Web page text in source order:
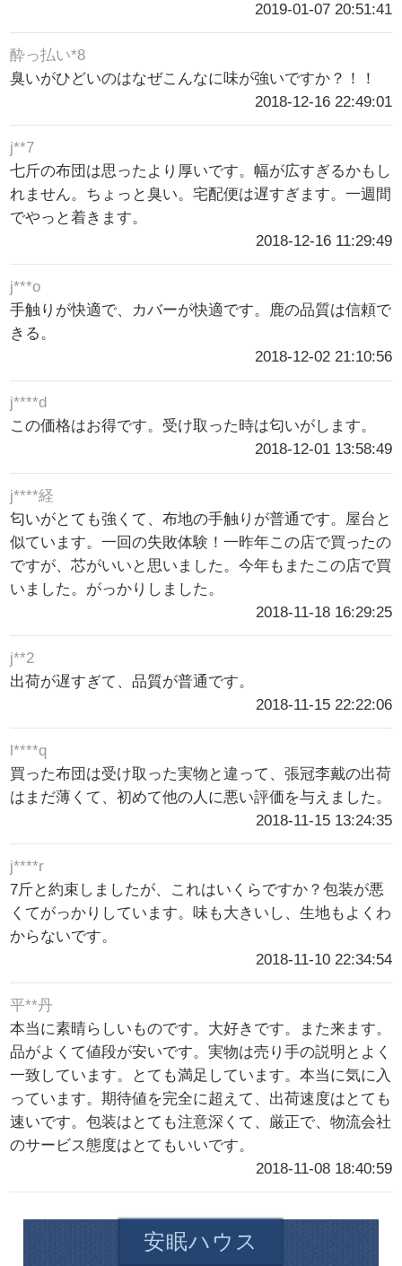
2019-01-07 20:51:41
酔っ払い*8
臭いがひどいのはなぜこんなに味が強いですか？！！
2018-12-16 22:49:01
j**7
七斤の布団は思ったより厚いです。幅が広すぎるかもし
れません。ちょっと臭い。宅配便は遅すぎます。一週間
でやっと着きます。
2018-12-16 11:29:49
j***o
手触りが快適で、カバーが快適です。鹿の品質は信頼で
きる。
2018-12-02 21:10:56
j****d
この価格はお得です。受け取った時は匂いがします。
2018-12-01 13:58:49
j****経
匂いがとても強くて、布地の手触りが普通です。屋台と
似ています。一回の失敗体験！一昨年この店で買ったの
ですが、芯がいいと思いました。今年もまたこの店で買
いました。がっかりしました。
2018-11-18 16:29:25
j**2
出荷が遅すぎて、品質が普通です。
2018-11-15 22:22:06
l****q
買った布団は受け取った実物と違って、張冠李戴の出荷
はまだ薄くて、初めて他の人に悪い評価を与えました。
2018-11-15 13:24:35
j****r
7斤と約束しましたが、これはいくらですか？包装が悪
くてがっかりしています。味も大きいし、生地もよくわ
からないです。
2018-11-10 22:34:54
平**丹
本当に素晴らしいものです。大好きです。また来ます。
品がよくて値段が安いです。実物は売り手の説明とよく
一致しています。とても満足しています。本当に気に入
っています。期待値を完全に超えて、出荷速度はとても
速いです。包装はとても注意深くて、厳正で、物流会社
のサービス態度はとてもいいです。
2018-11-08 18:40:59
安眠ハウス